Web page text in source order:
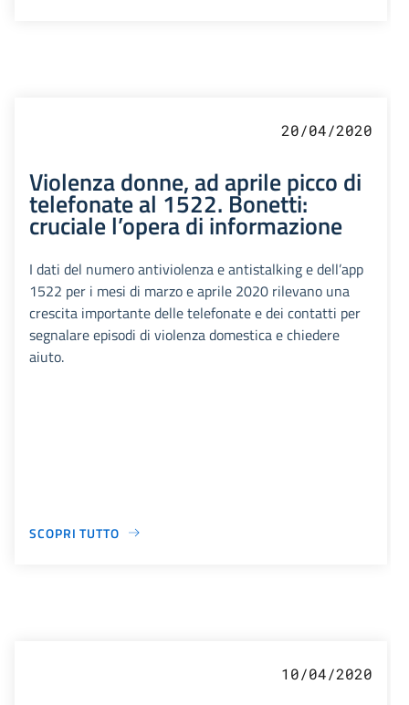
20/04/2020
Violenza donne, ad aprile picco di
telefonate al 1522. Bonetti:
cruciale l’opera di informazione
I dati del numero antiviolenza e antistalking e dell’app
1522 per i mesi di marzo e aprile 2020 rilevano una
crescita importante delle telefonate e dei contatti per
segnalare episodi di violenza domestica e chiedere
aiuto.
SCOPRI TUTTO
10/04/2020